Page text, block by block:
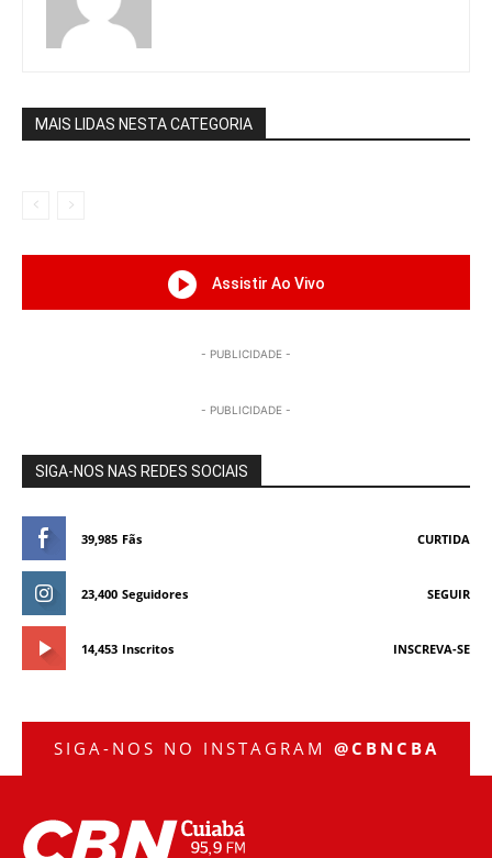
MAIS LIDAS NESTA CATEGORIA
Assistir Ao Vivo
- PUBLICIDADE -
- PUBLICIDADE -
SIGA-NOS NAS REDES SOCIAIS
39,985 Fãs CURTIDA
23,400 Seguidores SEGUIR
14,453 Inscritos INSCREVA-SE
SIGA-NOS NO INSTAGRAM @CBNCBA